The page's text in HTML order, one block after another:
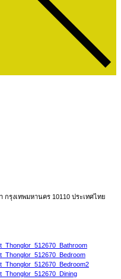
รุงเทพมหานคร 10110 ประเทศไทย